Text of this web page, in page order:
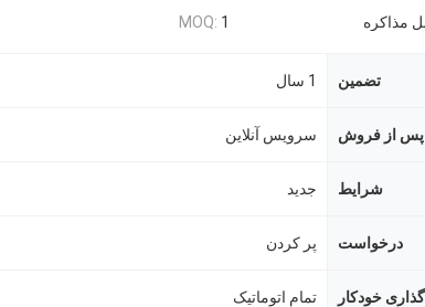
مذاکره MOQ: 1
تضمین 1 سال
پس از فروش سرویس آنلاین
شرایط جدید
درخواست پر كردن
خودکار تمام اتوماتیک